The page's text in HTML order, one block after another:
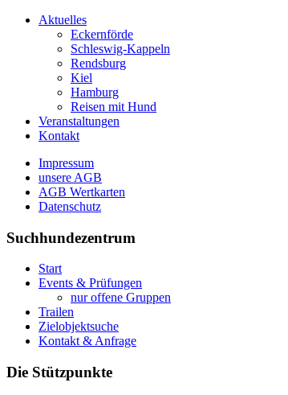
Aktuelles
Eckernförde
Schleswig-Kappeln
Rendsburg
Kiel
Hamburg
Reisen mit Hund
Veranstaltungen
Kontakt
Impressum
unsere AGB
AGB Wertkarten
Datenschutz
Suchhundezentrum
Start
Events & Prüfungen
nur offene Gruppen
Trailen
Zielobjektsuche
Kontakt & Anfrage
Die Stützpunkte